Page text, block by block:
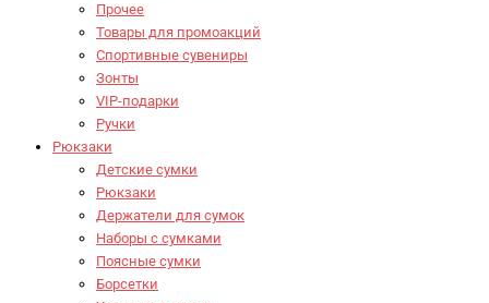
Прочее
Товары для промоакций
Спортивные сувениры
Зонты
VIP-подарки
Ручки
Рюкзаки
Детские сумки
Рюкзаки
Держатели для сумок
Наборы с сумками
Поясные сумки
Борсетки